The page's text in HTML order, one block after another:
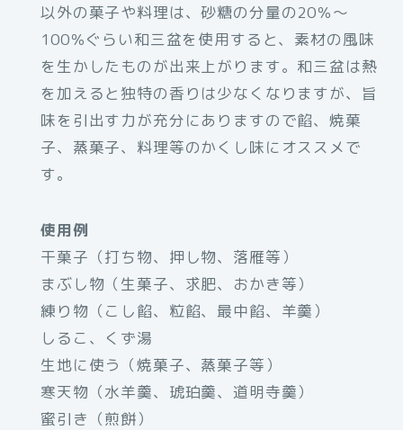
以外の菓子や料理は、砂糖の分量の20％～
100％ぐらい和三盆を使用すると、素材の風味
を生かしたものが出来上がります。和三盆は熱
を加えると独特の香りは少なくなりますが、旨
味を引出す力が充分にありますので餡、焼菓
子、蒸菓子、料理等のかくし味にオススメで
す。
使用例
干菓子（打ち物、押し物、落雁等）
まぶし物（生菓子、求肥、おかき等）
練り物（こし餡、粒餡、最中餡、羊羹）
しるこ、くず湯
生地に使う（焼菓子、蒸菓子等）
寒天物（水羊羹、琥珀羹、道明寺羹）
蜜引き（煎餅）